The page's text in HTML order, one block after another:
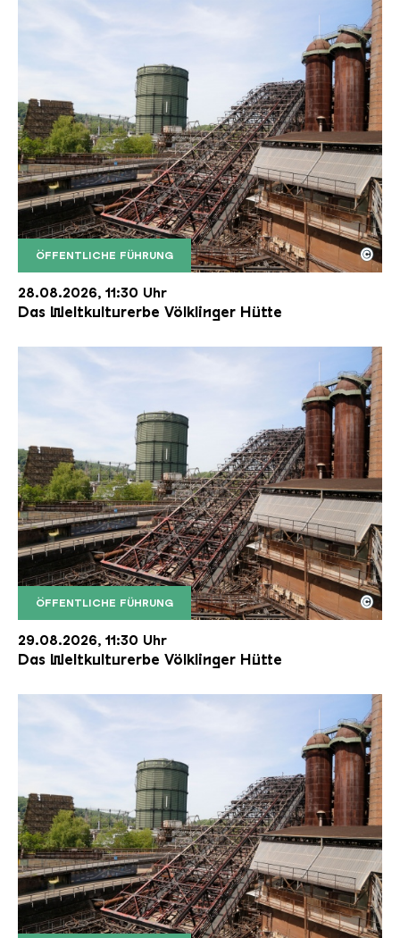
ÖFFENTLICHE FÜHRUNG
Der Erzschrägaufzug der Völklinger Hütte mit
Copyright: Weltkulturerbe Völklinger Hütte | Karl
©
28.08.2026, 11:30 Uhr
Das Weltkulturerbe Völklinger Hütte
ÖFFENTLICHE FÜHRUNG
Der Erzschrägaufzug der Völklinger Hütte mit
Copyright: Weltkulturerbe Völklinger Hütte | Karl
©
29.08.2026, 11:30 Uhr
Das Weltkulturerbe Völklinger Hütte